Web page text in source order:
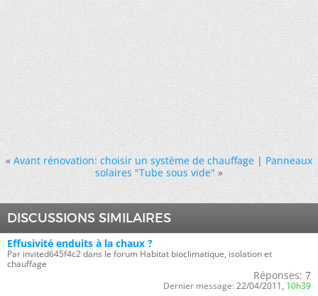
« Avant rénovation: choisir un système de chauffage|Panneaux
solaires "Tube sous vide" »
DISCUSSIONS SIMILAIRES
Effusivité enduits à la chaux ?
Par invited645f4c2 dans le forum Habitat bioclimatique, isolation et
chauffage
Réponses: 7
Dernier message: 22/04/2011, 10h39